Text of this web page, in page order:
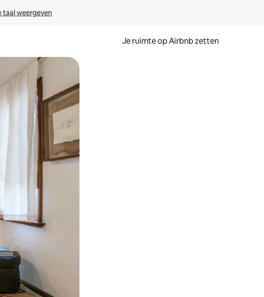
taal weergeven
Je ruimte op Airbnb zetten
door te tikken of swipen.